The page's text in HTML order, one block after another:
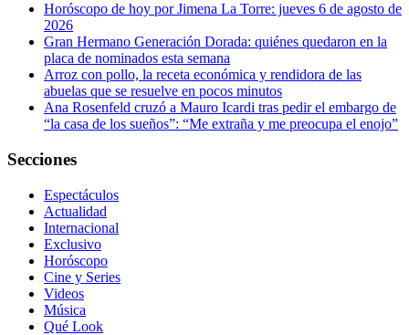
Horóscopo de hoy por Jimena La Torre: jueves 6 de agosto de
2026
Gran Hermano Generación Dorada: quiénes quedaron en la
placa de nominados esta semana
Arroz con pollo, la receta económica y rendidora de las
abuelas que se resuelve en pocos minutos
Ana Rosenfeld cruzó a Mauro Icardi tras pedir el embargo de
“la casa de los sueños”: “Me extraña y me preocupa el enojo”
Secciones
Espectáculos
Actualidad
Internacional
Exclusivo
Horóscopo
Cine y Series
Videos
Música
Qué Look